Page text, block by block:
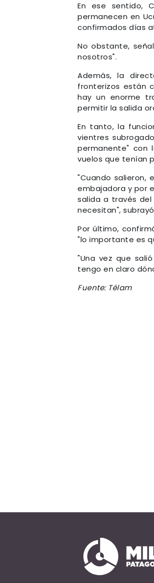
En ese sentido,
permanecen en
confirmados días
No obstante,
nosotros".
Además, la
fronterizos están
hay un enorme
permitir la salida
En tanto, la
vientres
permanente" con
vuelos que tenían
"Cuando salieron,
embajadora y por
salida a través
necesitan",
Por último,
"lo importante es
"Una vez que
tengo en claro
Fuente: Télam